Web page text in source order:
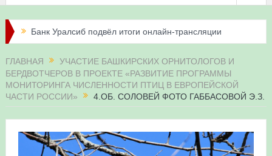
Банк Уралсиб подвёл итоги онлайн-трансляции
Итоги акции «Соловьиные вечера-2026» в
Республике Башкортостан
кольца
ГЛАВНАЯ
УЧАСТИЕ БАШКИРСКИХ ОРНИТОЛОГОВ И
БЕРДВОТЧЕРОВ В ПРОЕКТЕ «РАЗВИТИЕ ПРОГРАММЫ
МОНИТОРИНГА ЧИСЛЕННОСТИ ПТИЦ В ЕВРОПЕЙСКОЙ
ЧАСТИ РОССИИ»
4.ОБ. СОЛОВЕЙ ФОТО ГАББАСОВОЙ Э.З.